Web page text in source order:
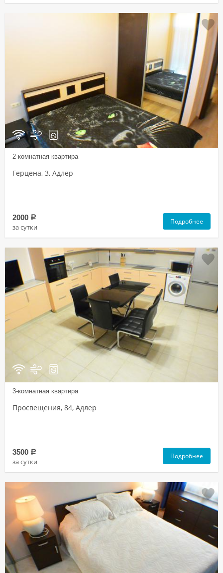
2-комнатная квартира
Герцена, 3, Адлер
2000 a
за сутки
Подробнее
3-комнатная квартира
Просвещения, 84, Адлер
3500 a
за сутки
Подробнее